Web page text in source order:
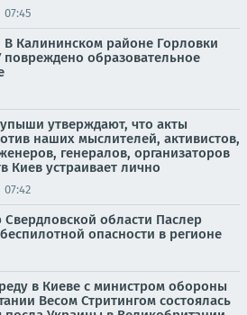
07:45
В Калининском районе Горловки
образовательное
утверждают, что акты
наших мыслителей, активистов,
генералов, организаторов
Киев устраивает лично
07:42
Свердловской области Паслер
опасности в регионе
в Киеве с министром обороны
Весом Стритингом состоялась